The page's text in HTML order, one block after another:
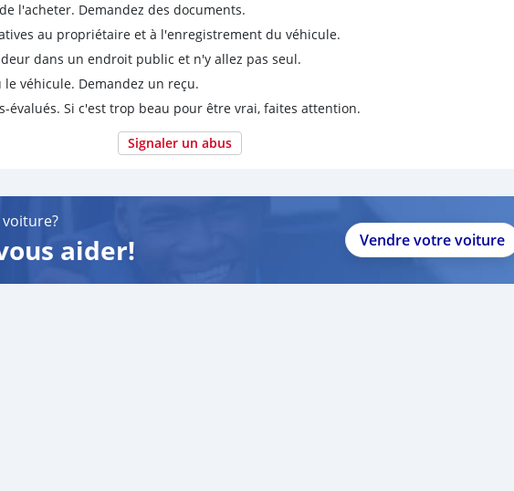
l'acheter. Demandez des documents.
au propriétaire et à l'enregistrement du véhicule.
dans un endroit public et n'y allez pas seul.
le véhicule. Demandez un reçu.
évalués. Si c'est trop beau pour être vrai, faites attention.
Signaler un abus
aider! Vendre votre voiture